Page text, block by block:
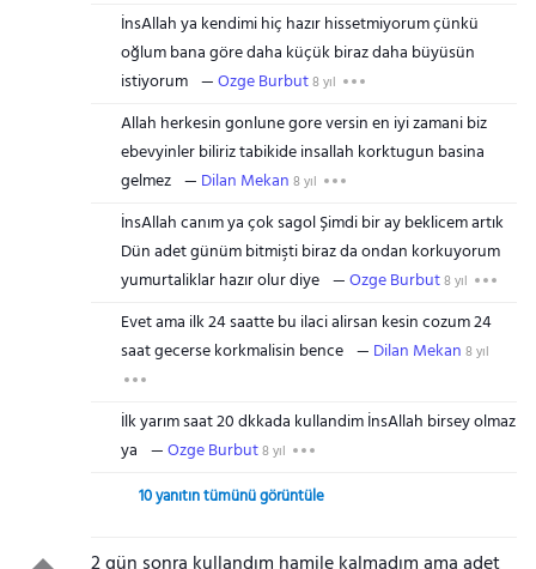
İnsAllah ya kendimi hiç hazır hissetmiyorum çünkü
oğlum bana göre daha küçük biraz daha büyüsün
istiyorum
Ozge Burbut8 yıl
Allah herkesin gonlune gore versin en iyi zamani biz
ebevyinler biliriz tabikide insallah korktugun basina
gelmez
Dilan Mekan 8 yıl
İnsAllah canım ya çok sagol Şimdi bir ay beklicem artık
Dün adet günüm bitmişti biraz da ondan korkuyorum
yumurtaliklar hazır olur diye
Ozge Burbut8 yıl
Evet ama ilk 24 saatte bu ilaci alirsan kesin cozum 24
saat gecerse korkmalisin bence
Dilan Mekan 8 yıl
İlk yarım saat 20 dkkada kullandim İnsAllah birsey olmaz
ya
Ozge Burbut8 yıl
10 yanıtın tümünü görüntüle